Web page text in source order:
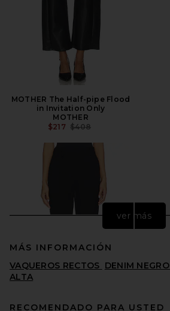
MOTHER The Half-pipe Flood
in Invitation Only
MOTHER
$217 PRECIO ANTERIOR:
$408
ver más
MÁS INFORMACIÓN
VAQUEROS RECTOS DENIM NEGRO
ALTA
RECOMENDADO PARA USTED